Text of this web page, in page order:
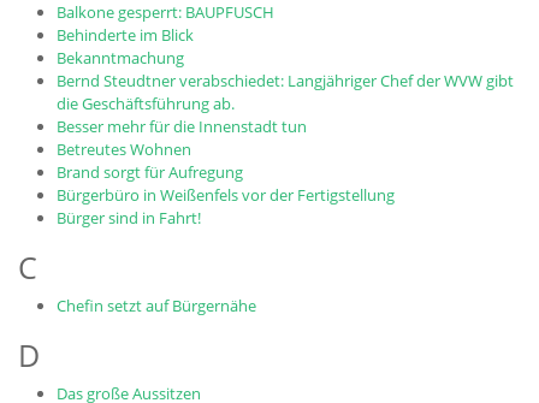
Balkone gesperrt: BAUPFUSCH
Behinderte im Blick
Bekanntmachung
Bernd Steudtner verabschiedet: Langjähriger Chef der WVW gibt
die Geschäftsführung ab.
Besser mehr für die Innenstadt tun
Betreutes Wohnen
Brand sorgt für Aufregung
Bürgerbüro in Weißenfels vor der Fertigstellung
Bürger sind in Fahrt!
C
Chefin setzt auf Bürgernähe
D
Das große Aussitzen